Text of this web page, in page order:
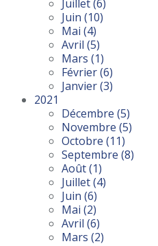
Juillet(6)
Juin (10)
Mai (4)
Avril (5)
Mars (1)
Février(6)
Janvier(3)
2021
Décembre (5)
Novembre (5)
Octobre (11)
Septembre (8)
Août(1)
Juillet(4)
Juin (6)
Mai (2)
Avril (6)
Mars (2)